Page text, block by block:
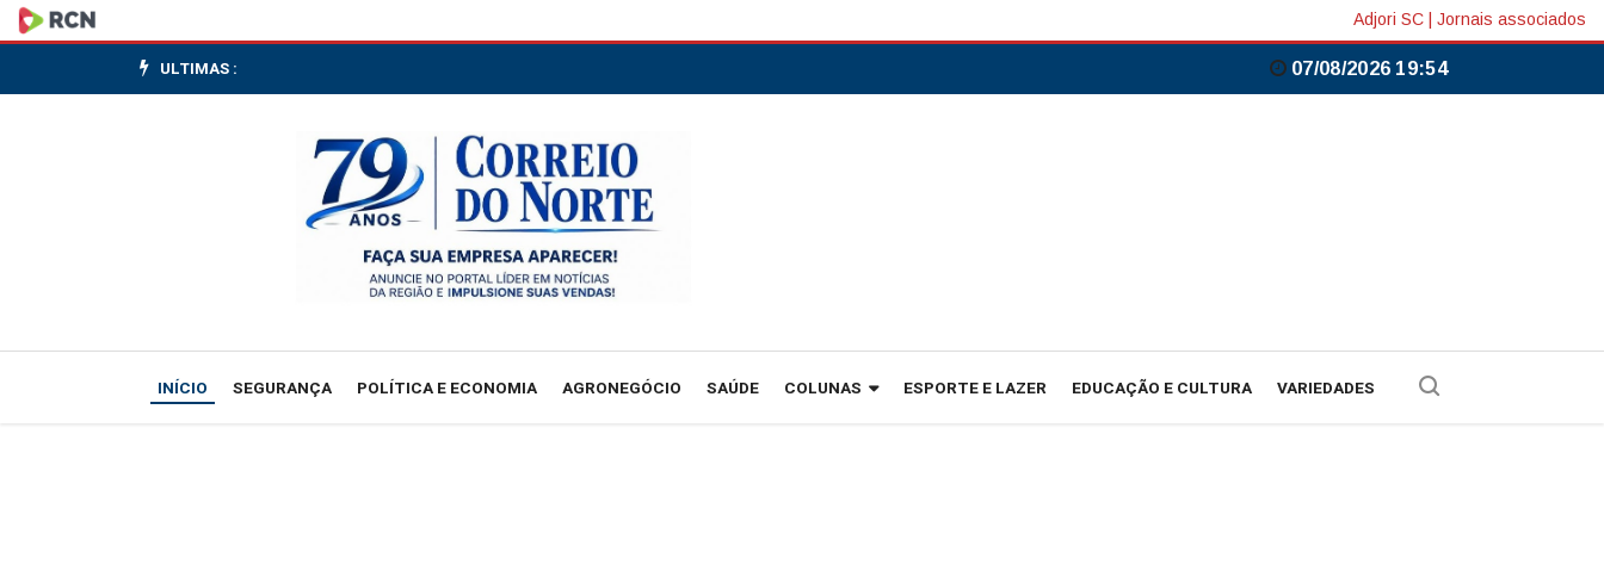
BoE:
cortes
de
questão
Adjori SC Jornais associados
ULTIMAS : 07/08/2026 19:54
INÍCIO SEGURANÇA POLÍTICA E ECONOMIA AGRONEGÓCIO SAÚDE COLUNAS ESPORTE E LAZER EDUCAÇÃO E CULTURA VARIEDADES